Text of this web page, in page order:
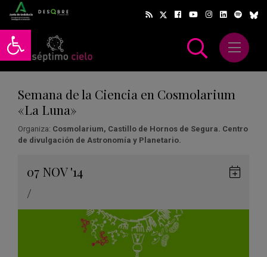
Abrir barra de herramientas
Abrir
Semana de la Ciencia en Cosmolarium
«La Luna»
Organiza: Cosmolarium, Castillo de Hornos de Segura. Centro
de divulgación de Astronomía y Planetario.
07 NOV'14
/